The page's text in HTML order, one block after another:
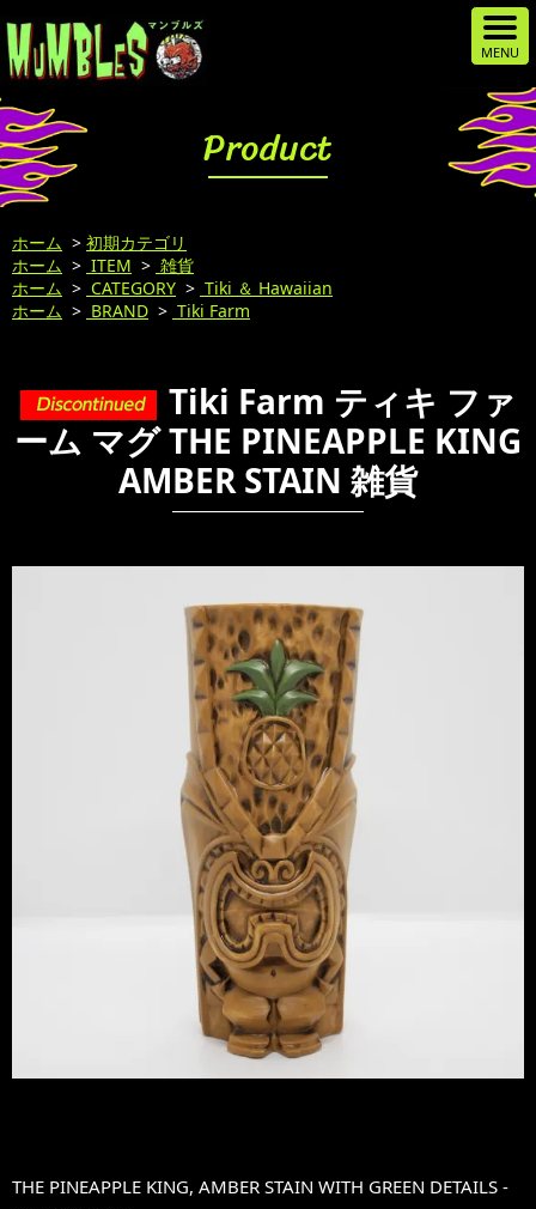
Product
ホーム > 初期カテゴリ
ホーム > ITEM > 雑貨
ホーム > CATEGORY > Tiki ＆ Hawaiian
ホーム > BRAND > Tiki Farm
Tiki Farm ティキ ファ
ーム マグ THE PINEAPPLE KING
AMBER STAIN 雑貨
THE PINEAPPLE KING, AMBER STAIN WITH GREEN DETAILS -